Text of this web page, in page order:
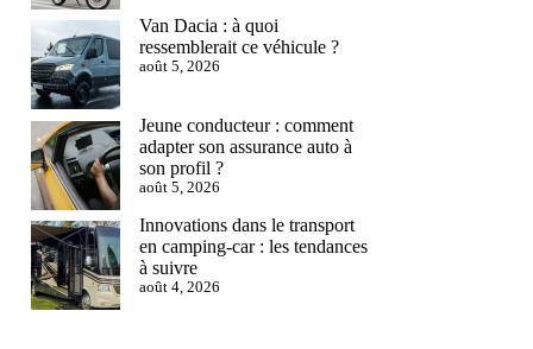
Van Dacia : à quoi
ressemblerait ce véhicule ?
août 5, 2026
Jeune conducteur : comment
adapter son assurance auto à
son profil ?
août 5, 2026
Innovations dans le transport
en camping-car : les tendances
à suivre
août 4, 2026